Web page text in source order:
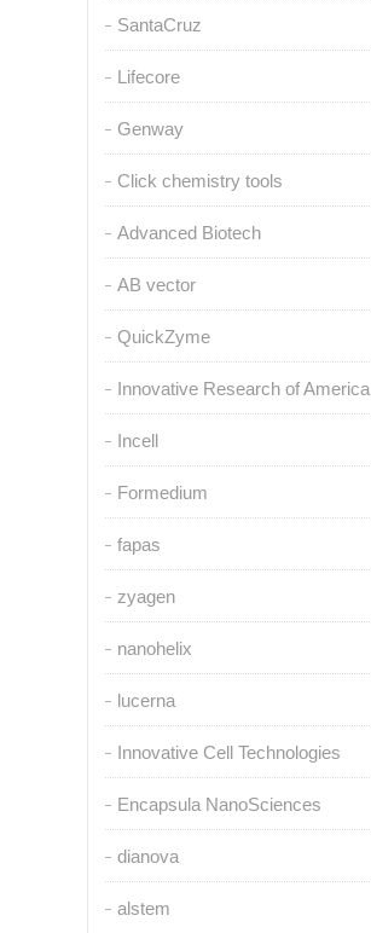
SantaCruz
Lifecore
Genway
Click chemistry tools
Advanced Biotech
AB vector
QuickZyme
Innovative Research of America
Incell
Formedium
fapas
zyagen
nanohelix
lucerna
Innovative Cell Technologies
Encapsula NanoSciences
dianova
alstem